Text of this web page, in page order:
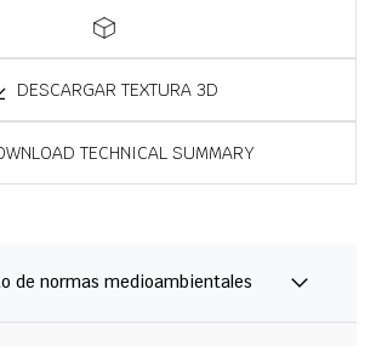
DESCARGAR TEXTURA 3D
TECHNICAL SUMMARY
de normas medioambientales